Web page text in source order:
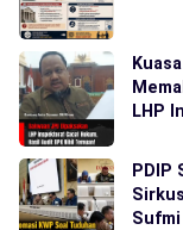
LHP
PDIP
Sufmi